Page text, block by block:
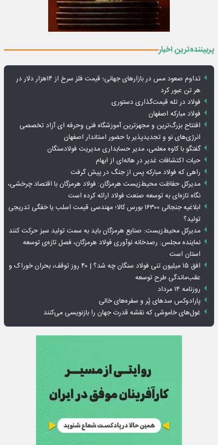
پربیننده‌ترین اخبار
تداوم صعود مس در بازارهای جهانی؛ قیمت فلز سرخ از ۱۴هزار دلار در
هر تن عبور کرد
فولاد در تله قیمت‌گذاری دستوری
فولاد مبارکه اصفهان
افتتاح بزرگ‌ترین و مجهزترین آموزشگاه فنی وحرفه ای آزاد تخصصی
انرژی‌های نو و تجدیدپذیر با حضور استاندار اصفهان
گفتگو با کاوه معلمی، مدیر حسابداری مدیریت فولادسنگان
حیات اکتشافات غدیر در هاله‌ای از ابهام
راهی که فولاد مبارکه پس از جنگ در پیش گرفت
مدیرکل حفاظت محیط‌زیست هرمزگان: فولاد هرمزگان با اقتصاد چرخشی،
نگاه تازه‌ای به توسعه صنعت فولاد ارائه کرده است
ابلاغیه جنجالی ۱۶۳۰۰ بورس کالا؛ مهندسی قیمت اسلب یا خفگی تدریجی
تولید؟
مدیرکل محیط‌زیست: صنایع هرمزگان باید به سمت تولید سبز حرکت کنند
نماینده مجلس: رصدخانه نوآوری فولاد هرمزگان، فصل تازه‌ی توسعه
استان است
افق ۱۵ میلیون تنی فولاد سنگان چه شد؟ | ۴۰ روز توقف، بحران خوراک و
عقب‌ماندگی طرح توسعه
روزنامه ۱۴ مرداد
پارادوکس سدهای پُر و سفره‌های خالی
غول‌های خاموشی که نقشه قدرت جهان را بازنویسی می‌کنند